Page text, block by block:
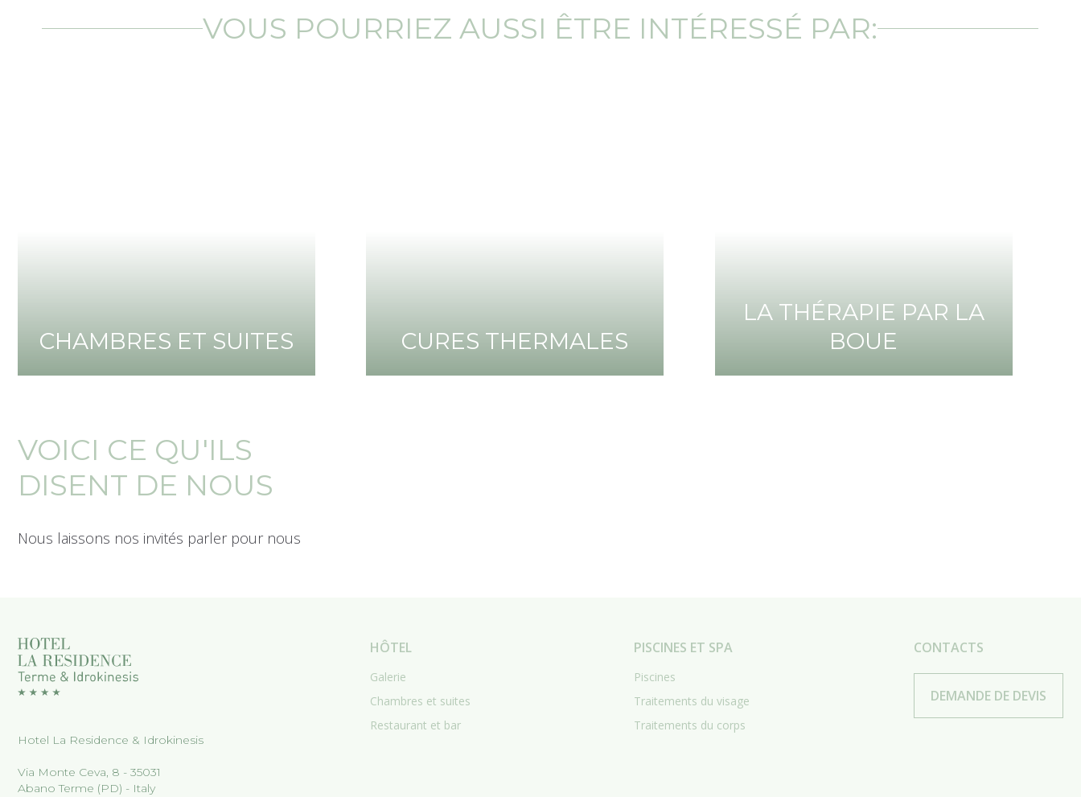
VOUS POURRIEZ AUSSI ÊTRE INTÉRESSÉ PAR:
CHAMBRES ET SUITES CURES THERMALES
LA THÉRAPIE PAR LA
BOUE
VOICI CE QU'ILS
DISENT DE NOUS
Nous laissons nos invités parler pour nous
Hotel La Residence & Idrokinesis
Via Monte Ceva, 8 - 35031
Abano Terme (PD) - Italy
HÔTEL
Galerie
Chambres et suites
Restaurant et bar
PISCINES ET SPA
Piscines
Traitements du visage
Traitements du corps
CONTACTS
DEMANDE DE DEVIS